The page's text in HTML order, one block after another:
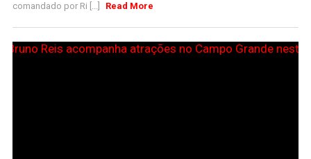
comandado por Ri [...]
Read More